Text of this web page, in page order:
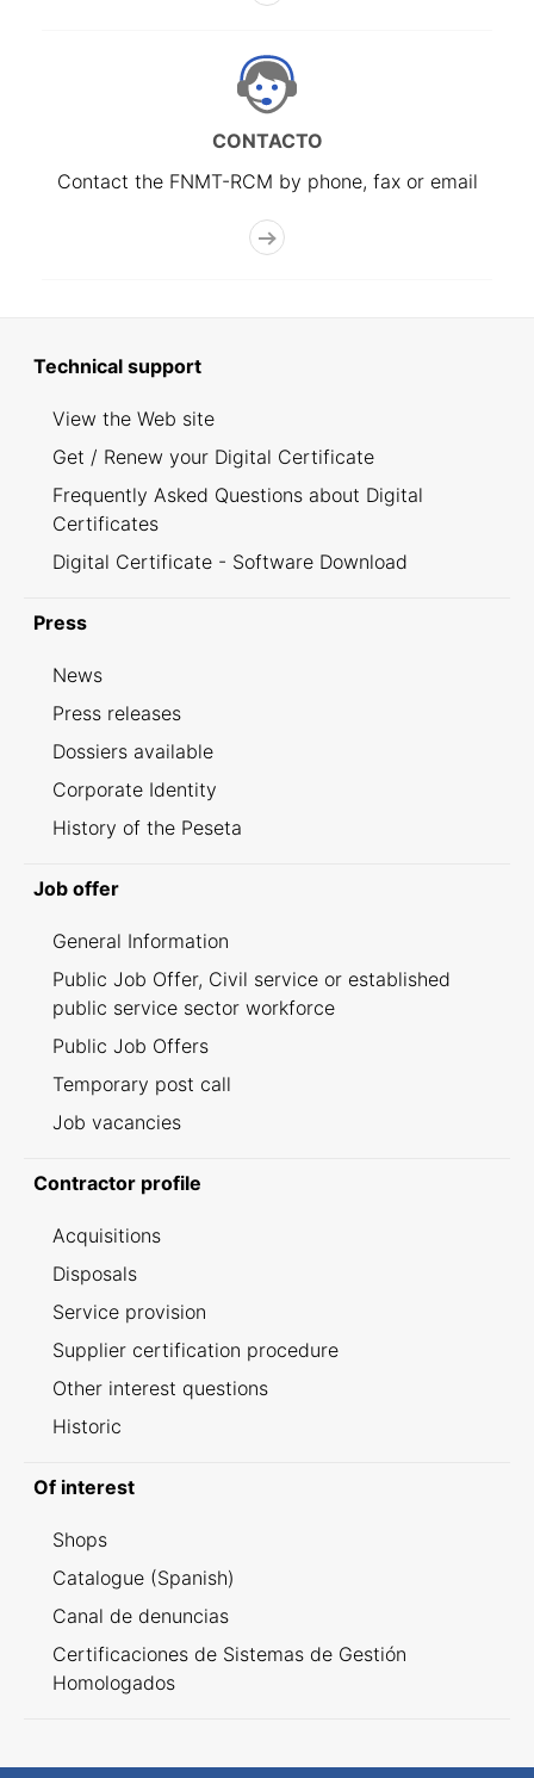
CONTACTO
Contact the FNMT-RCM by phone, fax or email
Technical support
View the Web site
Get / Renew your Digital Certificate
Frequently Asked Questions about Digital
Certificates
Digital Certificate - Software Download
Press
News
Press releases
Dossiers available
Corporate Identity
History of the Peseta
Job offer
General Information
Public Job Offer, Civil service or established
public service sector workforce
Public Job Offers
Temporary post call
Job vacancies
Contractor profile
Acquisitions
Disposals
Service provision
Supplier certification procedure
Other interest questions
Historic
Of interest
Shops
Catalogue (Spanish)
Canal de denuncias
Certificaciones de Sistemas de Gestión
Homologados